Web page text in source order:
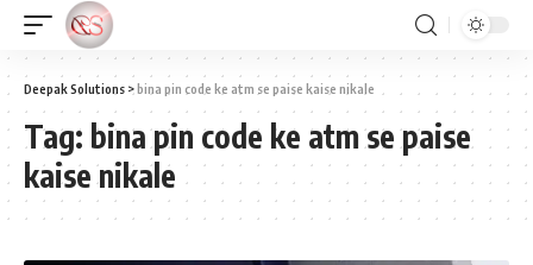
Deepak Solutions >bina pin code ke atm se paise kaise nikale
Tag: bina pin code ke atm se paise
kaise nikale